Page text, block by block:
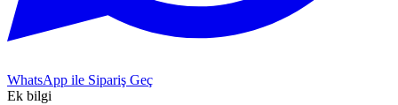
WhatsApp ile Sipariş Geç
Ek bilgi